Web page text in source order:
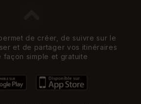
de créer, de suivre sur le
et de partager vos itinéraires
façon simple et gratuite